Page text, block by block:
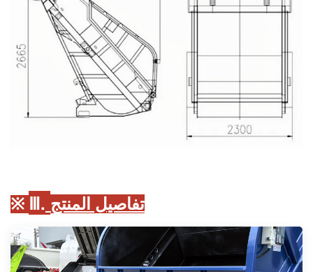
※ Ⅲ. تفاصيل المنتج